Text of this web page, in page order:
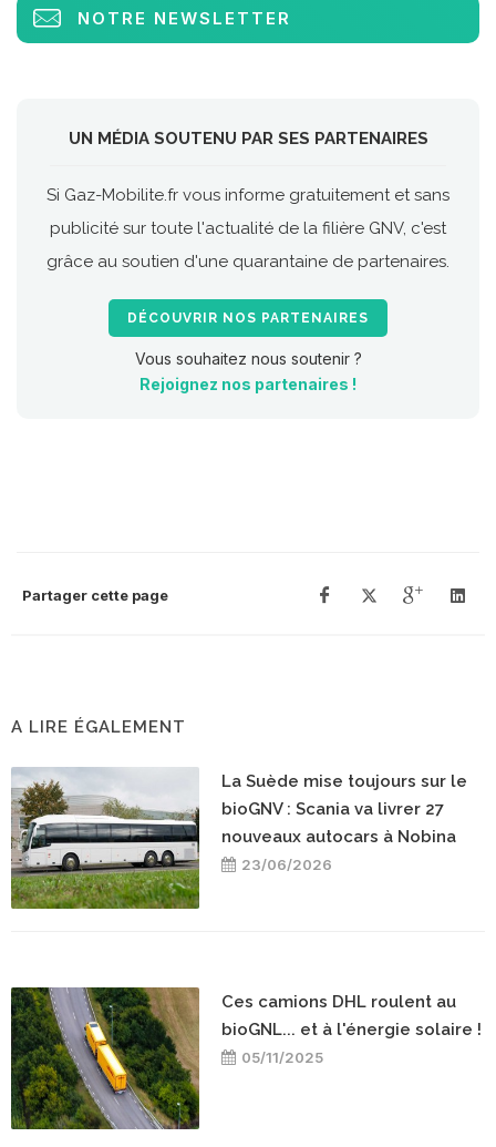
NOTRE NEWSLETTER
UN MÉDIA SOUTENU PAR SES PARTENAIRES
Si Gaz-Mobilite.fr vous informe gratuitement et sans
publicité sur toute l'actualité de la filière GNV, c'est
grâce au soutien d'une quarantaine de partenaires.
DÉCOUVRIR NOS PARTENAIRES
Vous souhaitez nous soutenir ?
Rejoignez nos partenaires !
Partager cette page
A LIRE ÉGALEMENT
La Suède mise toujours sur le
bioGNV : Scania va livrer 27
nouveaux autocars à Nobina
23/06/2026
Ces camions DHL roulent au
bioGNL... et à l'énergie solaire !
05/11/2025